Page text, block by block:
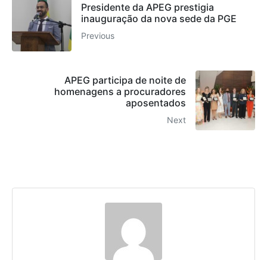
Presidente da APEG prestigia
inauguração da nova sede da PGE
Previous
APEG participa de noite de
homenagens a procuradores
aposentados
Next